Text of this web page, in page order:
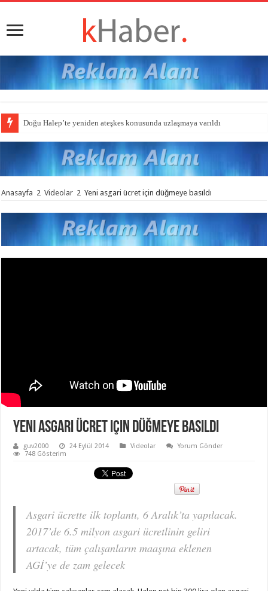
Doğu Halep’te yeniden ateşkes konusunda uzlaşmaya varıldı
Anasayfa 2 Videolar 2 Yeni asgari ücret için düğmeye basıldı
Yeni asgari ücret için düğmeye basıldı
guv2000 24 Eylül 2014 Videolar
Yorum Gönder
748 Gösterim
Asgari ücrette ilk toplantı, 6 Aralık’ta yapılacak.
2017’de 6.5 milyon asgari ücretlinin geliri
artacak, tüm çalışanların maaşına eklenen
AGİ’ye de zam gelecek